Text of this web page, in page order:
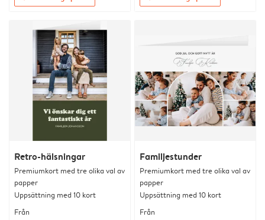
Retro-hälsningar
Premiumkort med tre olika val av
papper
Uppsättning med 10 kort
Från
Familjestunder
Premiumkort med tre olika val av
papper
Uppsättning med 10 kort
Från